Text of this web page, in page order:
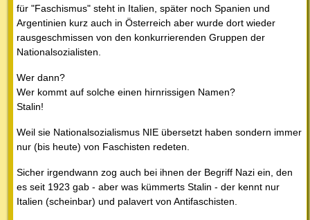
für "Faschismus" steht in Italien, später noch Spanien und
Argentinien kurz auch in Österreich aber wurde dort wieder
rausgeschmissen von den konkurrierenden Gruppen der
Nationalsozialisten.
Wer dann?
Wer kommt auf solche einen hirnrissigen Namen?
Stalin!
Weil sie Nationalsozialismus NIE übersetzt haben sondern immer
nur (bis heute) von Faschisten redeten.
Sicher irgendwann zog auch bei ihnen der Begriff Nazi ein, den
es seit 1923 gab - aber was kümmerts Stalin - der kennt nur
Italien (scheinbar) und palavert von Antifaschisten.